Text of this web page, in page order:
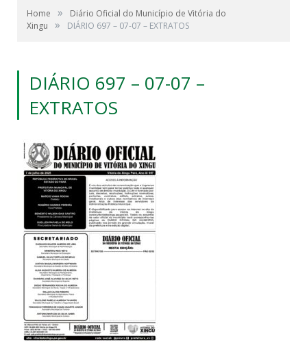
Home »
Diário Oficial do Município de Vitória do
Xingu
» DIÁRIO 697 – 07-07 – EXTRATOS
DIÁRIO 697 – 07-07 –
EXTRATOS